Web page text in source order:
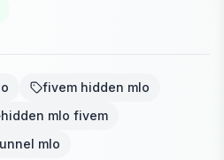
fivem hidden mlo
hidden mlo fivem
mlo